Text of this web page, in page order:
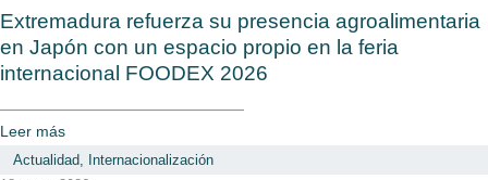
Extremadura refuerza su presencia agroalimentaria
en Japón con un espacio propio en la feria
internacional FOODEX 2026
Leer más
Actualidad, Internacionalización